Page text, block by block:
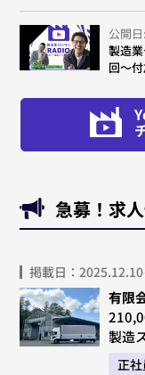
公開
製造
回～
急募！求
掲載日：2025.12.10
有限
製造
正社